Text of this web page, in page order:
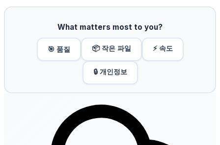
What matters most to you?
🎯 품질 📦 작은 파일 ⚡ 속도
🔒 개인정보